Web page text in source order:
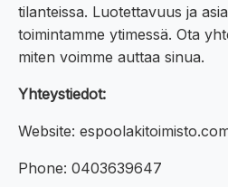
tilanteissa. Luotettavuus ja
toimintamme ytimessä. Ota
miten voimme auttaa sinua.
Yhteystiedot:
Website:
Phone: 0403639647